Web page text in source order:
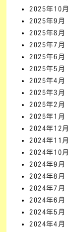
2025年10月
2025年9月
2025年8月
2025年7月
2025年6月
2025年5月
2025年4月
2025年3月
2025年2月
2025年1月
2024年12月
2024年11月
2024年10月
2024年9月
2024年8月
2024年7月
2024年6月
2024年5月
2024年4月